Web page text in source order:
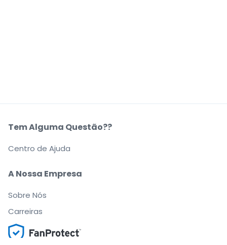
A Nossa Empresa
Sobre Nós
Carreiras
Tem Alguma Questão??
Centro de Ajuda